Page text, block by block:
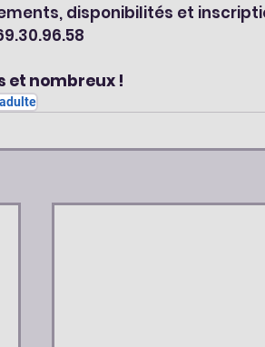
disponibilités et
et nombreux !